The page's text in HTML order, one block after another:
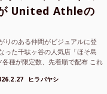
United Athleの
りのある仲間がビジュアルに登
った千駄ヶ谷の人気店「ほそ島
種が限定数、先着順で配布 これ
ヒラバヤシ